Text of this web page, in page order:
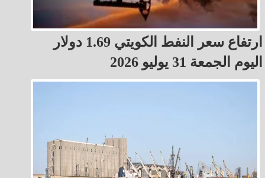
ارتفاع سعر النفط الكويتي 1.69 دولار
اليوم الجمعة 31 يوليو 2026